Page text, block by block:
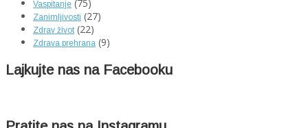
Vaspitanje (75)
Zanimljivosti (27)
Zdrav život(22)
Zdrava prehrana (9)
Lajkujte nas na Facebooku